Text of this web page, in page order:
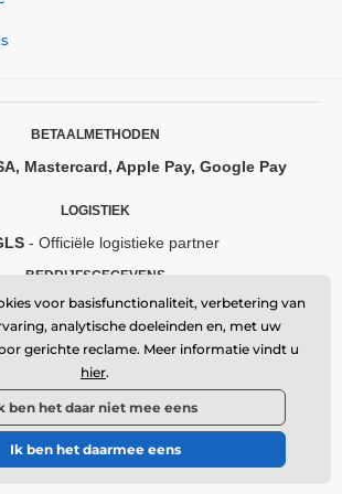
oppervlak
dus geen risico dat de randen van
verpakking:
BETAALMETHODEN
Mastercard, Apple Pay, Google Pay
LOGISTIEK
- Officiële logistieke partner
BEDRIJFSGEGEVENS
Momanio s.r.o.
14, 747 18, Píšť, Czech Republic
VAT: CZ09604707
info@momanio.nl
🔒 Beveiligde SSL-verbinding
⦁ Webshop gemaakt door
voor basisfunctionaliteit, verbetering van
analytische doeleinden en, met uw
gerichte reclame. Meer informatie vindt u
hier.
ben het daar niet mee eens
Ik ben het daarmee eens